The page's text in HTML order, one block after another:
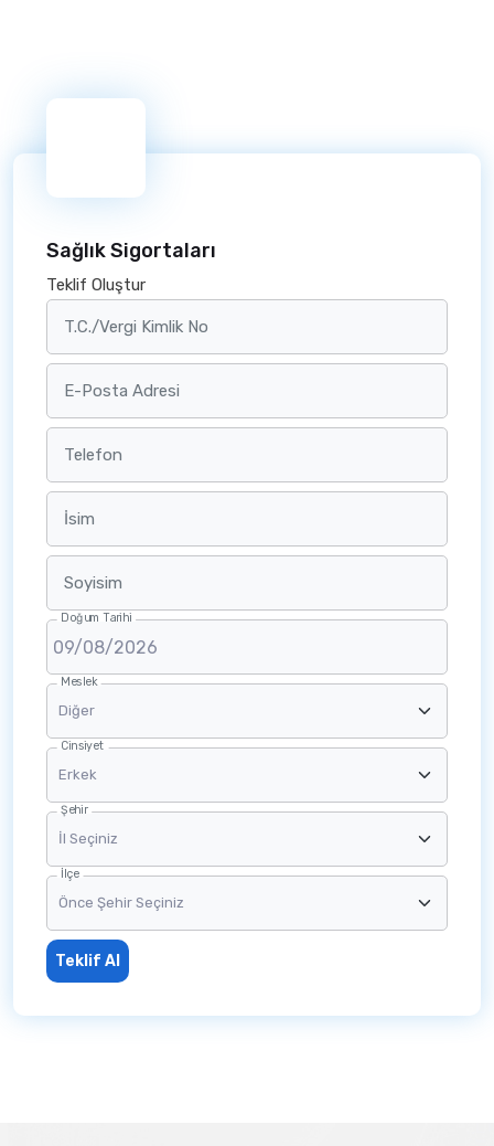
Sağlık Sigortaları
Teklif Oluştur
T.C./Vergi Kimlik No
E-Posta Adresi
Telefon
İsim
Soyisim
Doğum Tarihi
Meslek
Cinsiyet
Şehir
İlçe
Teklif Al